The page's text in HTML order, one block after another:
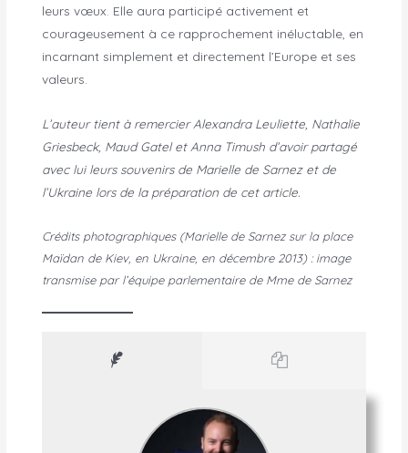
leurs vœux. Elle aura participé activement et
courageusement à ce rapprochement inéluctable, en
incarnant simplement et directement l’Europe et ses
valeurs.
L’auteur tient à remercier Alexandra Leuliette, Nathalie
Griesbeck, Maud Gatel et Anna Timush d’avoir partagé
avec lui leurs souvenirs de Marielle de Sarnez et de
l’Ukraine lors de la préparation de cet article.
Crédits photographiques (Marielle de Sarnez sur la place
Maïdan de Kiev, en Ukraine, en décembre 2013) : image
transmise par l’équipe parlementaire de Mme de Sarnez